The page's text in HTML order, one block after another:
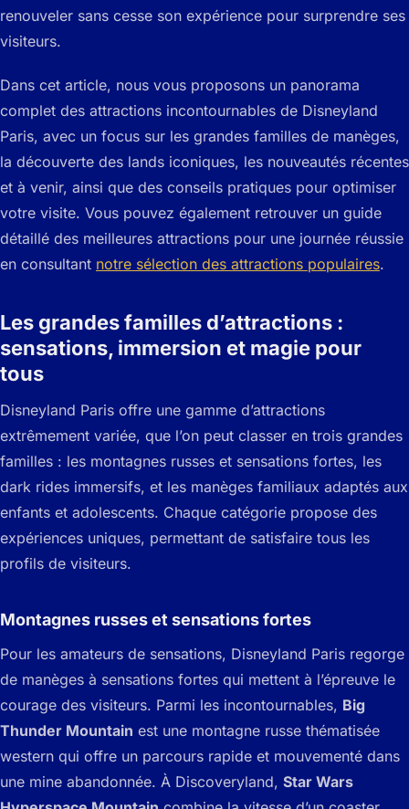
renouveler sans cesse son expérience pour surprendre ses
visiteurs.
Dans cet article, nous vous proposons un panorama
complet des attractions incontournables de Disneyland
Paris, avec un focus sur les grandes familles de manèges,
la découverte des lands iconiques, les nouveautés récentes
et à venir, ainsi que des conseils pratiques pour optimiser
votre visite. Vous pouvez également retrouver un guide
détaillé des meilleures attractions pour une journée réussie
en consultant notre sélection des attractions populaires.
Les grandes familles d’attractions :
sensations, immersion et magie pour
tous
Disneyland Paris offre une gamme d’attractions
extrêmement variée, que l’on peut classer en trois grandes
familles : les montagnes russes et sensations fortes, les
dark rides immersifs, et les manèges familiaux adaptés aux
enfants et adolescents. Chaque catégorie propose des
expériences uniques, permettant de satisfaire tous les
profils de visiteurs.
Montagnes russes et sensations fortes
Pour les amateurs de sensations, Disneyland Paris regorge
de manèges à sensations fortes qui mettent à l’épreuve le
courage des visiteurs. Parmi les incontournables, Big
Thunder Mountain est une montagne russe thématisée
western qui offre un parcours rapide et mouvementé dans
une mine abandonnée. À Discoveryland, Star Wars